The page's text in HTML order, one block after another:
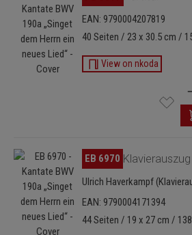
EAN: 9790004207819
40 Seiten / 23 x 30.5 cm /
View on nkoda
Bildergalerie überspringen
EB 6970
Ulrich Haverkampf
EAN: 9790004171394
44 Seiten / 19 x 27 cm /